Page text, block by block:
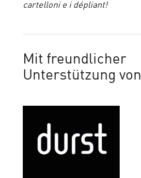
cartelloni e i dépliant!
Mit freundlicher
Unterstützung von